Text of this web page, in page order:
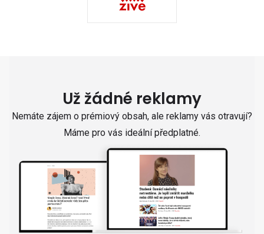
Už žádné reklamy
Nemáte zájem o prémiový obsah, ale reklamy vás otravují?
Máme pro vás ideální předplatné.